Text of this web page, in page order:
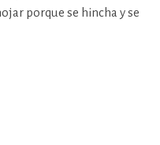
porque se hincha y se